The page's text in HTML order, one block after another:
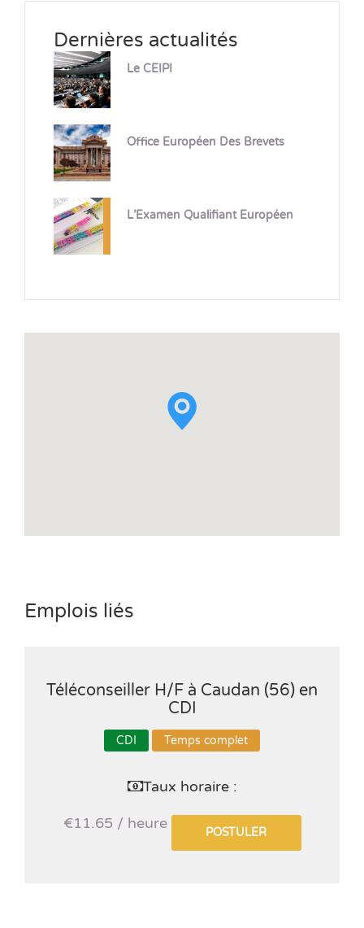
Dernières actualités
Le CEIPI
Office Européen Des Brevets
L’Examen Qualifiant Européen
Emplois liés
Téléconseiller H/F à Caudan (56) en
CDI
CDI Temps complet
Taux horaire :
€11.65 / heure
POSTULER